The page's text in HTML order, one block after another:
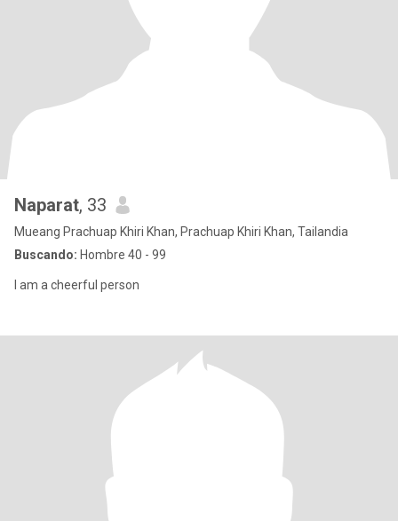
Naparat, 33
Mueang Prachuap Khiri Khan, Prachuap Khiri Khan, Tailandia
Buscando: Hombre 40 - 99
I am a cheerful person